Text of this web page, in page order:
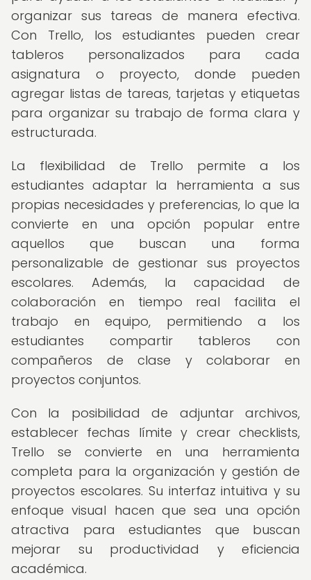
organizar sus tareas de manera efectiva.
Con Trello, los estudiantes pueden crear
tableros personalizados para cada
asignatura o proyecto, donde pueden
agregar listas de tareas, tarjetas y etiquetas
para organizar su trabajo de forma clara y
estructurada.
La flexibilidad de Trello permite a los
estudiantes adaptar la herramienta a sus
propias necesidades y preferencias, lo que la
convierte en una opción popular entre
aquellos que buscan una forma
personalizable de gestionar sus proyectos
escolares. Además, la capacidad de
colaboración en tiempo real facilita el
trabajo en equipo, permitiendo a los
estudiantes compartir tableros con
compañeros de clase y colaborar en
proyectos conjuntos.
Con la posibilidad de adjuntar archivos,
establecer fechas límite y crear checklists,
Trello se convierte en una herramienta
completa para la organización y gestión de
proyectos escolares. Su interfaz intuitiva y su
enfoque visual hacen que sea una opción
atractiva para estudiantes que buscan
mejorar su productividad y eficiencia
académica.